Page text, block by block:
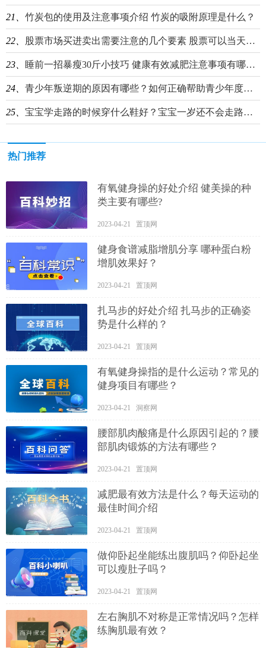
21、 竹炭包的使用及注意事项介绍 竹炭的吸附原理是什么？
22、 股票市场买进卖出需要注意的几个要素 股票可以当天买进卖出吗？
23、 睡前一招暴瘦30斤小技巧 健康有效减肥注意事项有哪些？
24、 青少年叛逆期的原因有哪些？如何正确帮助青少年度过叛逆期？
25、 宝宝学走路的时候穿什么鞋好？宝宝一岁还不会走路正常不正常？
热门推荐
有氧健身操的好处介绍 健美操的种
类主要有哪些?
2023-04-21 置顶网
健身食谱减脂增肌分享 哪种蛋白粉
增肌效果好？
2023-04-21 置顶网
扎马步的好处介绍 扎马步的正确姿
势是什么样的？
2023-04-21 置顶网
有氧健身操指的是什么运动？常见的
健身项目有哪些？
2023-04-21 洞察网
腰部肌肉酸痛是什么原因引起的？腰
部肌肉锻炼的方法有哪些？
2023-04-21 置顶网
减肥最有效方法是什么？每天运动的
最佳时间介绍
2023-04-21 置顶网
做仰卧起坐能练出腹肌吗？仰卧起坐
可以瘦肚子吗？
2023-04-21 置顶网
左右胸肌不对称是正常情况吗？怎样
练胸肌最有效？